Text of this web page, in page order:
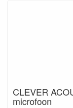
CLEVER
microfoon